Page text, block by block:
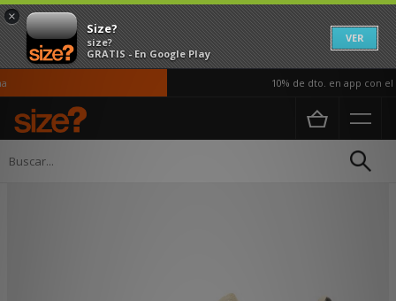
×
Size?
size?
GRATIS - En Google Play
VER
10% de dto. en app con el
Página principal